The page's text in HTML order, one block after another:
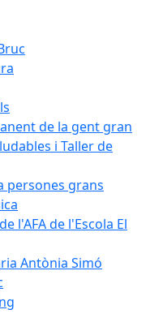
de la gent gran
i Taller de
persones grans
l'AFA de l'Escola El
Antònia Simó